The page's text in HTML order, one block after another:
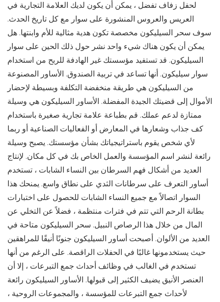
لحفل زفاف تفضل ، يمكن أن يكون لديك العلامة التجارية في
العريس والعروس المنشورة على سوار مع كل تاريخ الحدث.
سوف سحر السيليكون مخصصة تكون هدية مثالية للأم وابنتها. هل
يمكن أن يكون هناك شيء واحد نشر حول ذلك الحين على سوار
السيليكون. قد تستفيد مؤسستك غير الهادفة للربح من استخدام
سوار سيليكون. أنها تساعد في تربية الصندوق. الأساور المصنوعة
من السيليكون هي طريقة منخفضة التكلفة وبسيطة لإحضار
الأموال إلى قضيتك الجيدة المفضلة. الأساور السيليكون هي وسيلة
ممتازة لدعم عملك. قم بطباعة علامة تجارية صغيرة باستخدام
كف جذاب وشعارها في المعارض أو الفعاليات الصناعية أو ربما
لأي شخص يقوم باستراتيجياتك بشأن مؤسستك. يصبح وسيلة
رائعة لنشر اسم المؤسسة والعمل الخاص بك في كل مكان. لإنتاج
العديد من أشكال فهم السرطان بين النساء الشابات ، تستخدم
أساور التعرف على سرطانات الثدي على نطاق واسع. يمنحك هذا
السوار اتصالاً مع جميع النساء الشابات للحصول على اختبارات
بطانة الرحم التي تتم في فترات منتظمة ، فضلاً عن التخلي عن
المال من خلال هذا الرصاص النبيل. سحر السيليكون متاحة في
العديد من الألوان. أصبحت أساور السيليكون جنونًا أنيقًا للمراهقين
حيث يستخدمونها غالبًا في الحفلات الراقصة. على الرغم من أنها
تستخدم في الغالب في وظائف أحداث جمع التبرعات ، إلا أن
العنصر الأنيق يضيف الكثير إلى قبولها. الأساور السيليكون رائعة
لأحداث جمع التبرعات للمؤسسة ، والمجموعات الروحية ،